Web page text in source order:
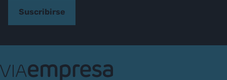
Suscribirse